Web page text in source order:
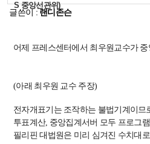
S 중앙선관위)
글쓴이 :랜디존슨
어제 프레스센터에서 최우원교수가
(아래 최우원 교수 주장)
전자개표기는 조작하는 불법기계이므
투표계산, 중앙집계서버 모두 프로그
필리핀 대법원은 미리 심겨진 수치대